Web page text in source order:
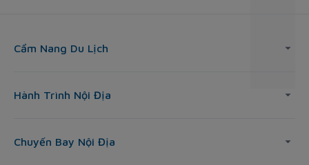
Cẩm Nang Du Lịch
Hành Trình Nội Địa
Chuyến Bay Nội Địa